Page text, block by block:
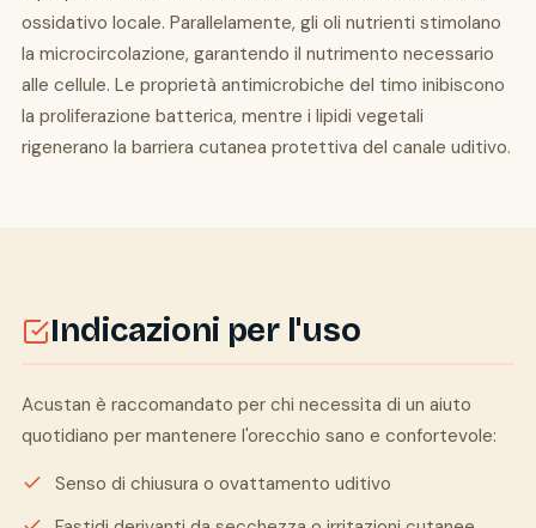
ossidativo locale. Parallelamente, gli oli nutrienti stimolano
la microcircolazione, garantendo il nutrimento necessario
alle cellule. Le proprietà antimicrobiche del timo inibiscono
la proliferazione batterica, mentre i lipidi vegetali
rigenerano la barriera cutanea protettiva del canale uditivo.
Indicazioni per l'uso
Acustan è raccomandato per chi necessita di un aiuto
quotidiano per mantenere l'orecchio sano e confortevole:
Senso di chiusura o ovattamento uditivo